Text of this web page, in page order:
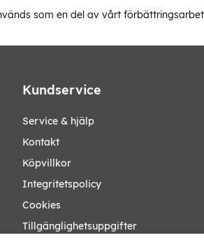
som en del av vårt
Kundservice
Service & hjälp
Kontakt
Köpvillkor
Integritetspolicy
Cookies
Tillgänglighetsuppgifter